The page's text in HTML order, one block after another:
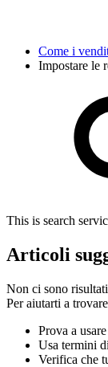
Come i
Impostare le
This is search
Articoli
Non ci sono
Per aiutarti a
Prova a
Usa termini
Verifica che